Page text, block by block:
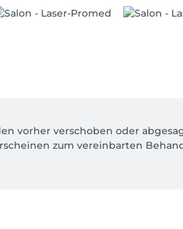
vorher verschoben oder
zum vereinbarten